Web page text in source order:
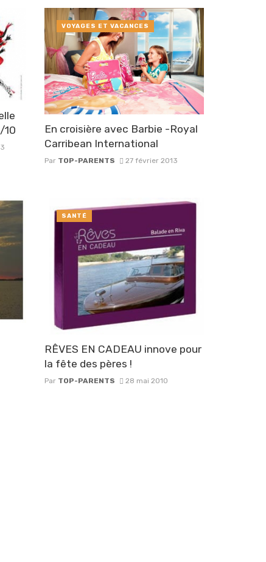
10
En croisière avec Barbie -Royal
Carribean International
Par TOP-PARENTS 27 février 2013
VOYAGES ET VACANCES
RÊVES EN CADEAU innove pour
la fête des pères !
Par TOP-PARENTS 28 mai 2010
SANTÉ